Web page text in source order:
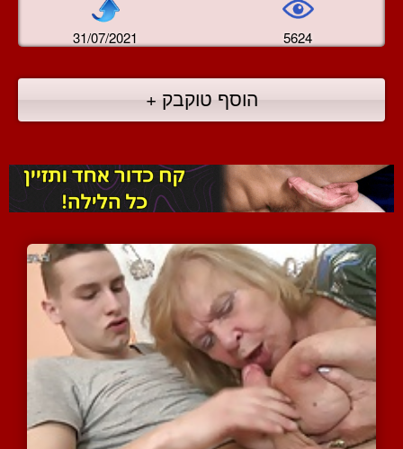
31/07/2021 5624
הוסף טוקבק +